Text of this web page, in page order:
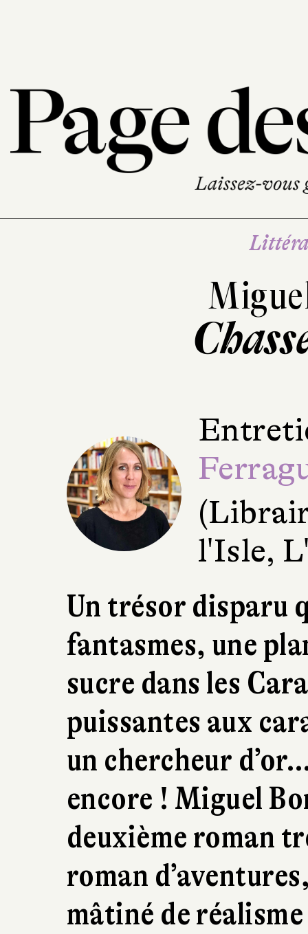
l'Isle,
Un trésor disparu
fantasmes, une
sucre dans les
puissantes aux
un chercheur
encore ! Miguel
deuxième roman
roman
mâtiné de